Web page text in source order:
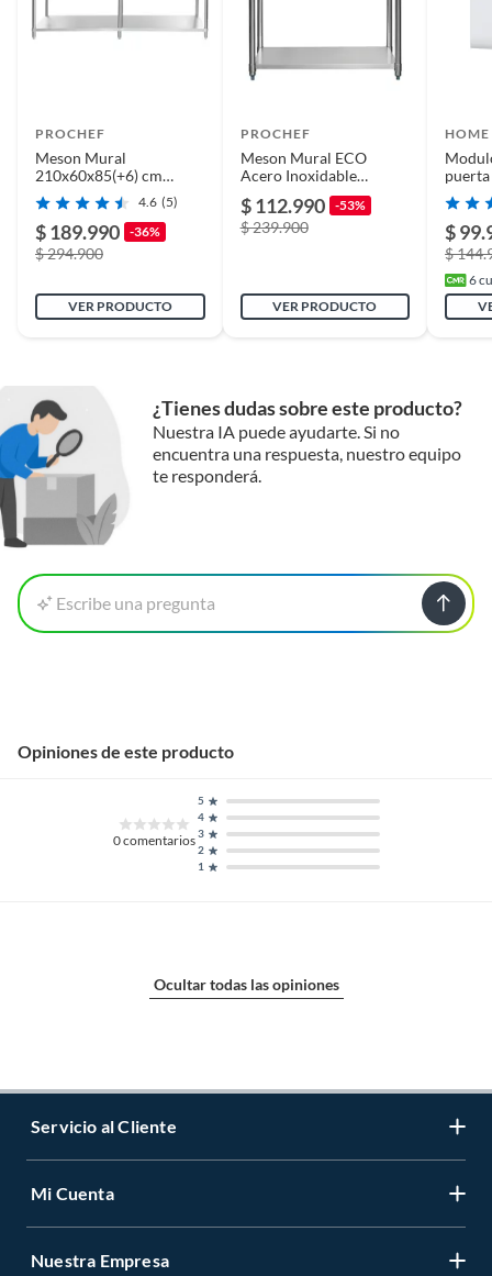
PROCHEF
Meson Mural
210x60x85(+6) cm
Acero Inoxidable4.6 (5)
$ 189.990 -36%
$ 294.900
VER PRODUCTO
PROCHEF
Meson Mural ECO
Acero Inoxidable
150x60x85(+5) cm.
$ 112.990 -53%
$ 239.900
VER PRODUCTO
$
$
6
¿Tienes dudas sobre este producto?
Nuestra IA puede ayudarte. Si no
encuentra una respuesta, nuestro equipo
te responderá.
Escribe una pregunta
Opiniones de este producto
0comentarios
1
2
3
4
5
Ocultar todas las opiniones
Servicio al Cliente
Contáctanos
Mi Cuenta
Registrate
Nuestra Empresa